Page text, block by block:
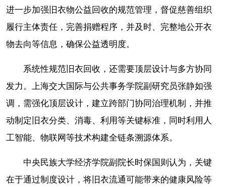
进一步加强旧衣物公益回收的规范管理，督促慈善组织
履行主体责任，完善捐赠程序，并及时、完整地公开衣
物去向等信息，确保公益透明度。
系统性规范旧衣回收，还需要顶层设计与多方协同
发力。上海交大国际与公共事务学院副研究员张静如强
调，需强化顶层设计，建立跨部门协同治理机制，并推
动制定旧衣分类、消毒、利用等关键标准，同时利用人
工智能、物联网等技术构建全链条溯源体系。
中央民族大学经济学院副院长时保国则认为，关键
在于通过制度设计，将旧衣流通可能带来的健康风险等